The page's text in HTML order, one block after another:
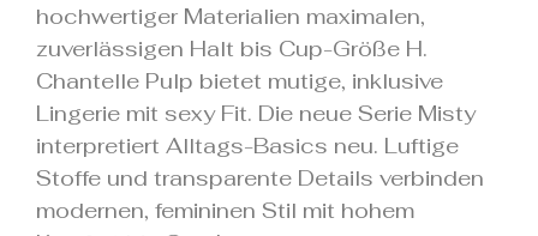
hochwertiger Materialien maximalen,
zuverlässigen Halt bis Cup-Größe H.
Chantelle Pulp bietet mutige, inklusive
Lingerie mit sexy Fit. Die neue Serie Misty
interpretiert Alltags-Basics neu. Luftige
Stoffe und transparente Details verbinden
modernen, femininen Stil mit hohem